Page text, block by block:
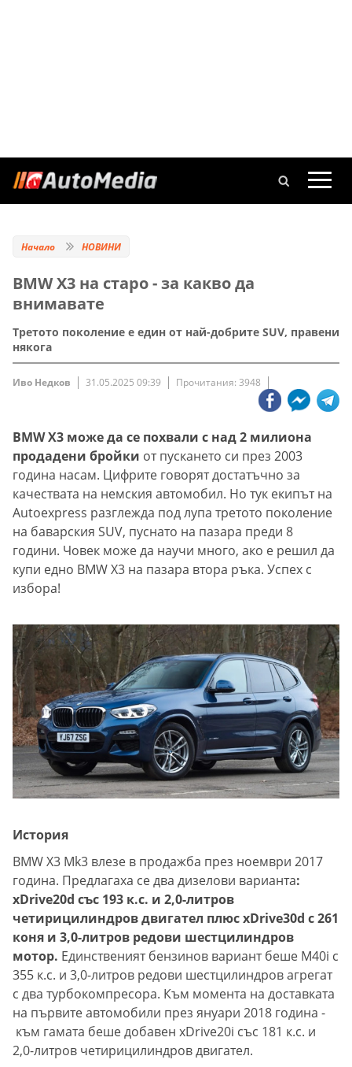
Начало НОВИНИ
BMW Х3 на старо - за какво да
внимавате
Третото поколение е един от най-добрите SUV, правени
някога
Иво Недков 31.05.2025 09:39 Прочитания: 3948
BMW Х3 може да се похвали с над 2 милиона
продадени бройки от пускането си през 2003
година насам. Цифрите говорят достатъчно за
качествата на немския автомобил. Но тук екипът на
Autoexpress разглежда под лупа третото поколение
на баварския SUV, пуснато на пазара преди 8
години. Човек може да научи много, ако е решил да
купи едно BMW Х3 на пазара втора ръка. Успех с
избора!
История
BMW X3 Mk3 влезе в продажба през ноември 2017
година. Предлагаха се два дизелови варианта:
xDrive20d със 193 к.с. и 2,0-литров
четирицилиндров двигател плюс xDrive30d с 261
коня и 3,0-литров редови шестцилиндров
мотор. Единственият бензинов вариант беше M40i с
355 к.с. и 3,0-литров редови шестцилиндров агрегат
с два турбокомпресора. Към момента на доставката
на първите автомобили през януари 2018 година -
към гамата беше добавен xDrive20i със 181 к.с. и
2,0-литров четирицилиндров двигател.